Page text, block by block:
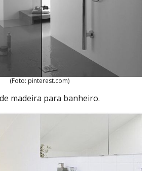
(Foto: pinterest.com)
madeira para banheiro.